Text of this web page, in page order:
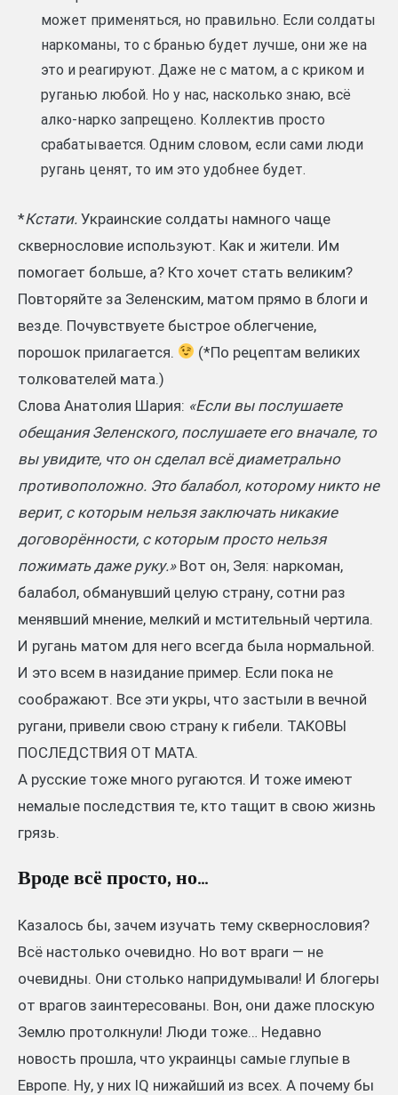
может применяться, но правильно. Если солдаты
наркоманы, то с бранью будет лучше, они же на
это и реагируют. Даже не с матом, а с криком и
руганью любой. Но у нас, насколько знаю, всё
алко-нарко запрещено. Коллектив просто
срабатывается. Одним словом, если сами люди
ругань ценят, то им это удобнее будет.
*Кстати. Украинские солдаты намного чаще
сквернословие используют. Как и жители. Им
помогает больше, а? Кто хочет стать великим?
Повторяйте за Зеленским, матом прямо в блоги и
везде. Почувствуете быстрое облегчение,
порошок прилагается.
(*По рецептам великих
толкователей мата.)
Слова Анатолия Шария: «Если вы послушаете
обещания Зеленского, послушаете его вначале, то
вы увидите, что он сделал всё диаметрально
противоположно. Это балабол, которому никто не
верит, с которым нельзя заключать никакие
договорённости, с которым просто нельзя
пожимать даже руку.»Вот он, Зеля: наркоман,
балабол, обманувший целую страну, сотни раз
менявший мнение, мелкий и мстительный чертила.
И ругань матом для него всегда была нормальной.
И это всем в назидание пример. Если пока не
соображают. Все эти укры, что застыли в вечной
ругани, привели свою страну к гибели. ТАКОВЫ
ПОСЛЕДСТВИЯ ОТ МАТА.
А русские тоже много ругаются. И тоже имеют
немалые последствия те, кто тащит в свою жизнь
грязь.
Вроде всё просто, но…
Казалось бы, зачем изучать тему сквернословия?
Всё настолько очевидно. Но вот враги — не
очевидны. Они столько напридумывали! И блогеры
от врагов заинтересованы. Вон, они даже плоскую
Землю протолкнули! Люди тоже… Недавно
новость прошла, что украинцы самые глупые в
Европе. Ну, у них IQ нижайший из всех. А почему бы